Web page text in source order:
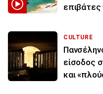
CULTURE
είσοδος
και